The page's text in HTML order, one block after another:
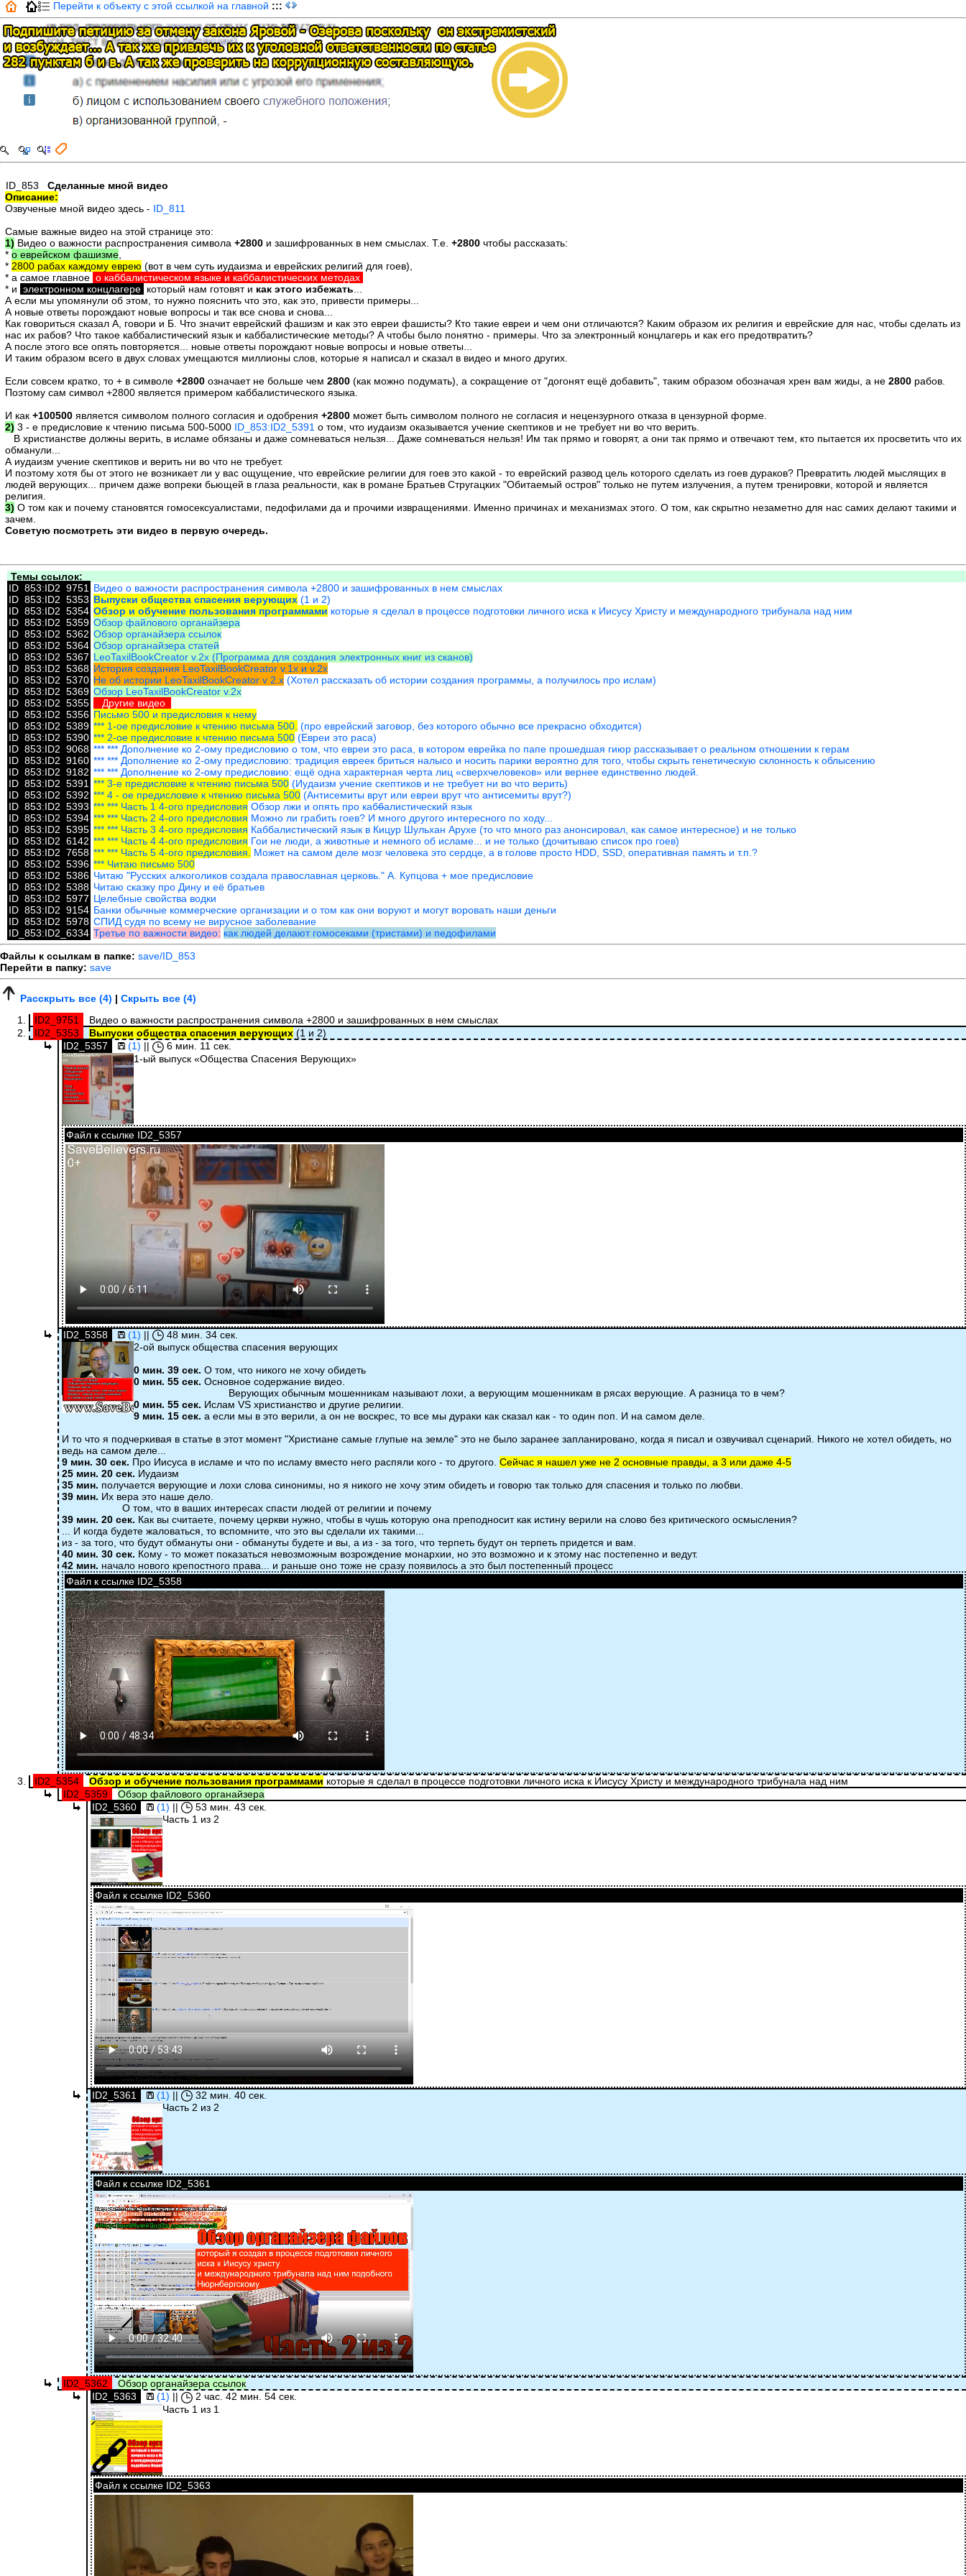
Перейти к объекту с этой ссылкой на главной :::
ID_853 Сделанные мной видео
Описание:
Озвученые мной видео здесь - ID_811
Самые важные видео на этой странице это:
1) Видео о важности распространения символа +2800 и зашифрованных в нем смыслах. Т.е. +2800 чтобы рассказать:
* о еврейском фашизме,
* 2800 рабах каждому еврею (вот в чем суть иудаизма и еврейских религий для гоев),
* а самое главное о каббалистическом языке и каббалистических методах
* и электронном концлагере который нам готовят и как этого избежать...
А если мы упомянули об этом, то нужно пояснить что это, как это, привести примеры...
А новые ответы порождают новые вопросы и так все снова и снова...
Как говориться сказал А, говори и Б. Что значит еврейский фашизм и как это евреи фашисты? Кто такие евреи и чем они отличаются? Каким образом их религия и еврейские для нас, чтобы сделать из
нас их рабов? Что такое каббалистический язык и каббалистические методы? А чтобы было понятно - примеры. Что за электронный концлагерь и как его предотвратить?
А после этого все опять повторяется... новые ответы порождают новые вопросы и новые ответы...
И таким образом всего в двух словах умещаются миллионы слов, которые я написал и сказал в видео и много других.
Если совсем кратко, то + в символе +2800 означает не больше чем 2800 (как можно подумать), а сокращение от "догонят ещё добавить", таким образом обозначая хрен вам жиды, а не 2800 рабов.
Поэтому сам символ +2800 является примером каббалистического языка.
И как +100500 является символом полного согласия и одобрения +2800 может быть символом полного не согласия и нецензурного отказа в цензурной форме.
2) 3 - е предисловие к чтению письма 500-5000 ID_853:ID2_5391 о том, что иудаизм оказывается учение скептиков и не требует ни во что верить.
В христианстве должны верить, в исламе обязаны и даже сомневаться нельзя... Даже сомневаться нельзя! Им так прямо и говорят, а они так прямо и отвечают тем, кто пытается их просветить что их
обманули...
А иудаизм учение скептиков и верить ни во что не требует.
И поэтому хотя бы от этого не возникает ли у вас ощущение, что еврейские религии для гоев это какой - то еврейский развод цель которого сделать из гоев дураков? Превратить людей мыслящих в
людей верующих... причем даже вопреки бьющей в глаза реальности, как в романе Братьев Стругацких "Обитаемый остров" только не путем излучения, а путем тренировки, которой и является
религия.
3) О том как и почему становятся гомосексуалистами, педофилами да и прочими извращениями. Именно причинах и механизмах этого. О том, как скрытно незаметно для нас самих делают такими и
зачем.
Советую посмотреть эти видео в первую очередь.
Темы ссылок:
ID_853:ID2_9751 Видео о важности распространения символа +2800 и зашифрованных в нем смыслах
ID_853:ID2_5353 Выпуски общества спасения верующих (1 и 2)
ID_853:ID2_5354 Обзор и обучение пользования программами которые я сделал в процессе подготовки личного иска к Иисусу Христу и международного трибунала над ним
ID_853:ID2_5359 Обзор файлового органайзера
ID_853:ID2_5362 Обзор органайзера ссылок
ID_853:ID2_5364 Обзор органайзера статей
ID_853:ID2_5367 LeoTaxilBookCreator v.2x (Программа для создания электронных книг из сканов)
ID_853:ID2_5368 История создания LeoTaxilBookCreator v.1x и v.2x
ID_853:ID2_5370 Не об истории LeoTaxilBookCreator v 2.x (Хотел рассказать об истории создания программы, а получилось про ислам)
ID_853:ID2_5369 Обзор LeoTaxilBookCreator v.2x
ID_853:ID2_5355
Другие видео
ID_853:ID2_5356 Письмо 500 и предисловия к нему
ID_853:ID2_5389 *** 1-ое предисловие к чтению письма 500. (про еврейский заговор, без которого обычно все прекрасно обходится)
ID_853:ID2_5390 *** 2-ое предисловие к чтению письма 500 (Евреи это раса)
ID_853:ID2_9068 *** *** Дополнение ко 2-ому предисловию о том, что евреи это раса, в котором еврейка по папе прошедшая гиюр рассказывает о реальном отношении к герам
ID_853:ID2_9160 *** *** Дополнение ко 2-ому предисловию: традиция евреек бриться налысо и носить парики вероятно для того, чтобы скрыть генетическую склонность к облысению
ID_853:ID2_9182 *** *** Дополнение ко 2-ому предисловию: ещё одна характерная черта лиц «сверхчеловеков» или вернее единственно людей.
ID_853:ID2_5391 *** 3-е предисловие к чтению письма 500 (Иудаизм учение скептиков и не требует ни во что верить)
ID_853:ID2_5392 *** 4 - ое предисловие к чтению письма 500 (Антисемиты врут или евреи врут что антисемиты врут?)
ID_853:ID2_5393 *** *** Часть 1 4-ого предисловия Обзор лжи и опять про каббалистический язык
ID_853:ID2_5394 *** *** Часть 2 4-ого предисловия Можно ли грабить гоев? И много другого интересного по ходу...
ID_853:ID2_5395 *** *** Часть 3 4-ого предисловия Каббалистический язык в Кицур Шульхан Арухе (то что много раз анонсировал, как самое интересное) и не только
ID_853:ID2_6142 *** *** Часть 4 4-ого предисловия Гои не люди, а животные и немного об исламе... и не только (дочитываю список про гоев)
ID_853:ID2_7658 *** *** Часть 5 4-ого предисловия. Может на самом деле мозг человека это сердце, а в голове просто HDD, SSD, оперативная память и т.п.?
ID_853:ID2_5396 *** Читаю письмо 500
ID_853:ID2_5386 Читаю "Русских алкоголиков создала православная церковь." А. Купцова + мое предисловие
ID_853:ID2_5388 Читаю сказку про Дину и её братьев
ID_853:ID2_5977 Целебные свойства водки
ID_853:ID2_9154 Банки обычные коммерческие организации и о том как они воруют и могут воровать наши деньги
ID_853:ID2_5978 СПИД судя по всему не вирусное заболевание
ID_853:ID2_6334 Третье по важности видео: как людей делают гомосеками (тристами) и педофилами
Файлы к ссылкам в папке: save/ID_853
Перейти в папку: save
Расскрыть все (4) | Скрыть все (4)
ID2_9751
Видео о важности распространения символа +2800 и зашифрованных в нем смыслах
ID2_5353
Выпуски общества спасения верующих (1 и 2)
ID2_5357
(1) ||
6 мин. 11 сек.
1-ый выпуск «Общества Спасения Верующих»
Файл к ссылке ID2_5357
ID2_5358 (1) ||
48 мин. 34 сек.
2-ой выпуск общества спасения верующих
0 мин. 39 сек. О том, что никого не хочу обидеть
0 мин. 55 сек. Основное содержание видео.
Верующих обычным мошенникам называют лохи, а верующим мошенникам в рясах верующие. А разница то в чем?
0 мин. 55 сек. Ислам VS христианство и другие религии.
9 мин. 15 сек. а если мы в это верили, а он не воскрес, то все мы дураки как сказал как - то один поп. И на самом деле.
И то что я подчеркивая в статье в этот момент "Христиане самые глупые на земле" это не было заранее запланировано, когда я писал и озвучивал сценарий. Никого не хотел обидеть, но
ведь на самом деле...
9 мин. 30 сек. Про Иисуса в исламе и что по исламу вместо него распяли кого - то другого. Сейчас я нашел уже не 2 основные правды, а 3 или даже 4-5
25 мин. 20 сек. Иудаизм
35 мин. получается верующие и лохи слова синонимы, но я никого не хочу этим обидеть и говорю так только для спасения и только по любви.
39 мин. Их вера это наше дело.
О том, что в ваших интересах спасти людей от религии и почему
39 мин. 20 сек. Как вы считаете, почему церкви нужно, чтобы в чушь которую она преподносит как истину верили на слово без критического осмысления?
... И когда будете жаловаться, то вспомните, что это вы сделали их такими...
из - за того, что будут обмануты они - обмануты будете и вы, а из - за того, что терпеть будут он терпеть придется и вам.
40 мин. 30 сек. Кому - то может показаться невозможным возрождение монархии, но это возможно и к этому нас постепенно и ведут.
42 мин. начало нового крепостного права... и раньше оно тоже не сразу появилось а это был постепенный процесс
Файл к ссылке ID2_5358
ID2_5354 Обзор и обучение пользования программами которые я сделал в процессе подготовки личного иска к Иисусу Христу и международного трибунала над ним
ID2_5359
Обзор файлового органайзера
ID2_5360
(1) ||
53 мин. 43 сек.
Часть 1 из 2
Файл к ссылке ID2_5360
ID2_5361 (1) ||
32 мин. 40 сек.
Часть 2 из 2
Файл к ссылке ID2_5361
ID2_5362
Обзор органайзера ссылок
ID2_5363
(1) ||
2 час. 42 мин. 54 сек.
Часть 1 из 1
Файл к ссылке ID2_5363